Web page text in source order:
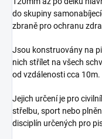
do skupiny
zbraně pro ochranu
Jsou konstruovány na
nich střílet na všech
od vzdálenosti cca 10m.
Jejich určení je pro
střelbu, sport nebo
disciplín určených pro